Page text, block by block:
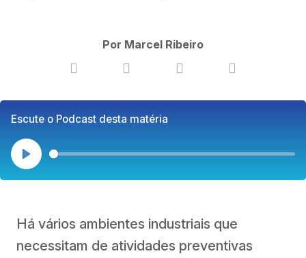
Por Marcel Ribeiro
Escute o Podcast desta matéria
Play
Há vários ambientes industriais que
necessitam de atividades preventivas